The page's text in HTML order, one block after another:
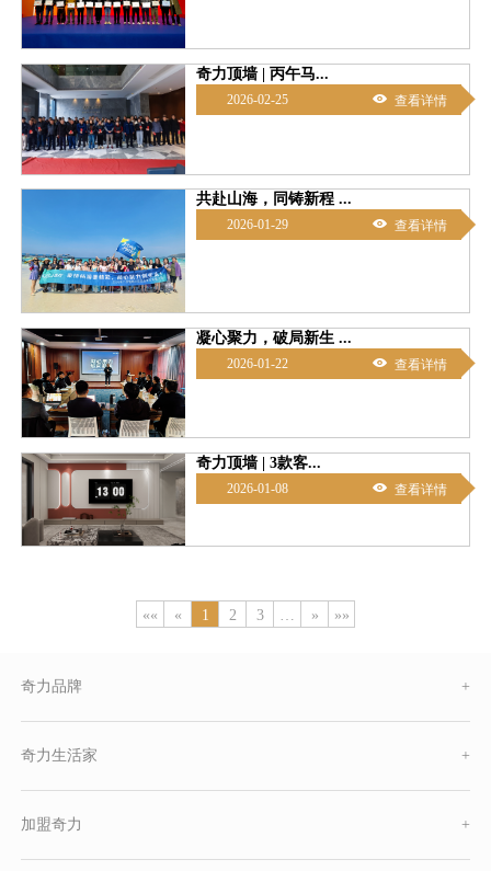
奇力顶墙 | 丙午马...
2026-02-25  查看详情
共赴山海，同铸新程 ...
2026-01-29  查看详情
凝心聚力，破局新生 ...
2026-01-22  查看详情
奇力顶墙 | 3款客...
2026-01-08  查看详情
«« « 1 2 3 … » »»
奇力品牌 +
奇力生活家 +
加盟奇力 +